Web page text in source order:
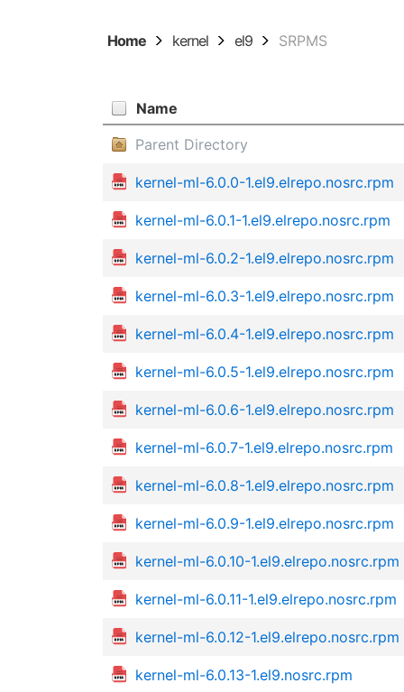
Home kernel el9 SRPMS
Name
Parent Directory
kernel-ml-6.0.0-1.el9.elrepo.nosrc.rpm
kernel-ml-6.0.1-1.el9.elrepo.nosrc.rpm
kernel-ml-6.0.2-1.el9.elrepo.nosrc.rpm
kernel-ml-6.0.3-1.el9.elrepo.nosrc.rpm
kernel-ml-6.0.4-1.el9.elrepo.nosrc.rpm
kernel-ml-6.0.5-1.el9.elrepo.nosrc.rpm
kernel-ml-6.0.6-1.el9.elrepo.nosrc.rpm
kernel-ml-6.0.7-1.el9.elrepo.nosrc.rpm
kernel-ml-6.0.8-1.el9.elrepo.nosrc.rpm
kernel-ml-6.0.9-1.el9.elrepo.nosrc.rpm
kernel-ml-6.0.10-1.el9.elrepo.nosrc.rpm
kernel-ml-6.0.11-1.el9.elrepo.nosrc.rpm
kernel-ml-6.0.12-1.el9.elrepo.nosrc.rpm
kernel-ml-6.0.13-1.el9.nosrc.rpm